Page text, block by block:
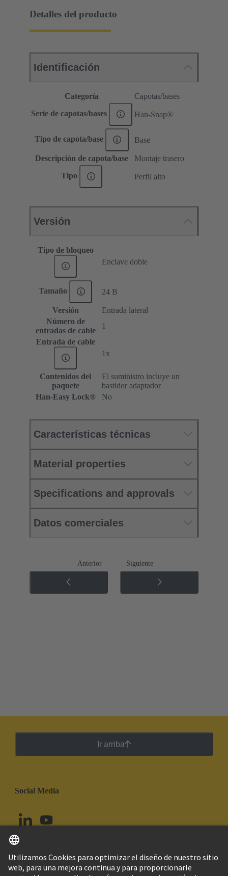
Detalles del producto
Identificación
Categoría Capotas/bases
Serie de capotas/bases Han-Snap®
Tipo de capota/base Base
Descripción de capota/base Montaje trasero
Tipo Perfil alto
Versión
Tipo de bloqueo
Enclave doble
Tamaño 24 B
Versión
Entrada lateral
Número de
entradas de cable
1
Entrada de cable
1x
Contenidos del
paquete
El suministro incluye un
bastidor adaptador
Han-Easy Lock®
No
Características técnicas
Material properties
Specifications and approvals
Datos comerciales
Anterior Siguiente
Ir arriba
Social Media
Chile Español